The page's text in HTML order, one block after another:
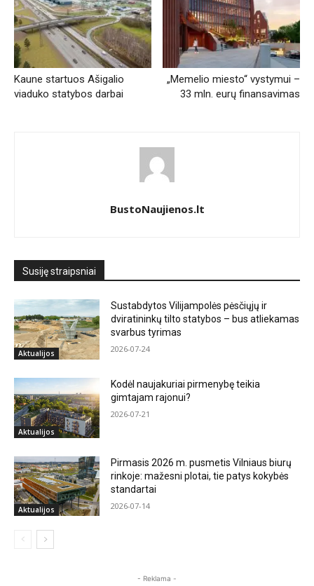
Kaune startuos Ašigalio
viaduko statybos darbai
„Memelio miesto“ vystymui –
33 mln. eurų finansavimas
BustoNaujienos.lt
Susiję straipsniai
Aktualijos
Sustabdytos Vilijampolės pėsčiųjų ir
dviratininkų tilto statybos – bus atliekamas
svarbus tyrimas
2026-07-24
Aktualijos
Kodėl naujakuriai pirmenybę teikia
gimtajam rajonui?
2026-07-21
Aktualijos
Pirmasis 2026 m. pusmetis Vilniaus biurų
rinkoje: mažesni plotai, tie patys kokybės
standartai
2026-07-14
- Reklama -